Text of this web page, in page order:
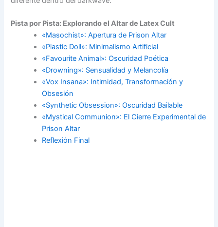
Pista por Pista: Explorando el Altar de Latex Cult
«Masochist»: Apertura de Prison Altar
«Plastic Doll»: Minimalismo Artificial
«Favourite Animal»: Oscuridad Poética
«Drowning»: Sensualidad y Melancolía
«Vox Insana»: Intimidad, Transformación y
Obsesión
«Synthetic Obsession»: Oscuridad Bailable
«Mystical Communion»: El Cierre Experimental de
Prison Altar
Reflexión Final